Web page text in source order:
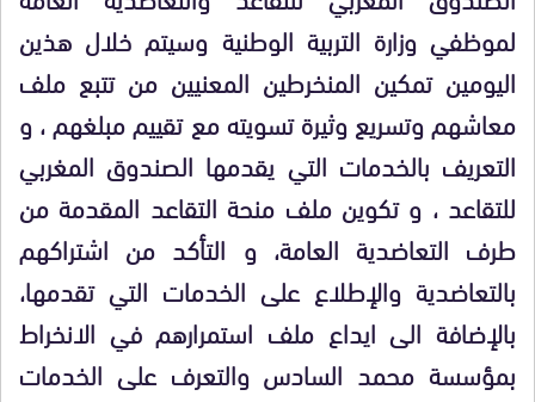
لموظفي وزارة التربية الوطنية وسيتم خلال هذين
اليومين تمكين المنخرطين المعنيين من تتبع ملف
معاشهم وتسريع وثيرة تسويته مع تقييم مبلغهم ، و
التعريف بالخدمات التي يقدمها الصندوق المغربي
للتقاعد ، و تكوين ملف منحة التقاعد المقدمة من
طرف التعاضدية العامة، و التأكد من اشتراكهم
بالتعاضدية والإطلاع على الخدمات التي تقدمها،
بالإضافة الى ايداع ملف استمرارهم في الانخراط
بمؤسسة محمد السادس والتعرف على الخدمات